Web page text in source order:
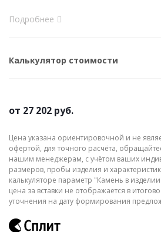
Подробнее
Калькулятор стоимости
от 27 202 руб.
Цена указана ориентировочной и не
офертой, для точного расчёта,
нашим менеджерам, с учётом ваших
размеров, пробы изделия и характеристик
калькуляторе параметр "Камень в
цена за вставки не отображается в
уточнения на дату формирования